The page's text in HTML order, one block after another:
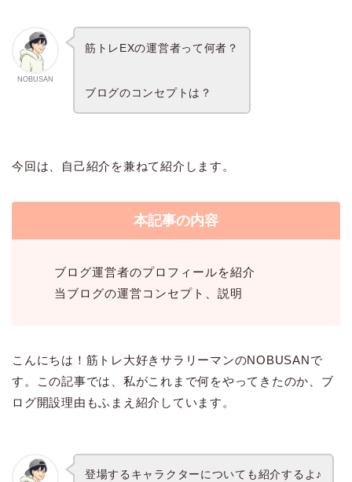
NOBUSAN
筋トレEXの運営者って何者？
ブログのコンセプトは？
今回は、自己紹介を兼ねて紹介します。
本記事の内容
ブログ運営者のプロフィールを紹介
当ブログの運営コンセプト、説明
こんにちは！筋トレ大好きサラリーマンのNOBUSANで
す。この記事では、私がこれまで何をやってきたのか、ブ
ログ開設理由もふまえ紹介しています。
登場するキャラクターについても紹介するよ♪